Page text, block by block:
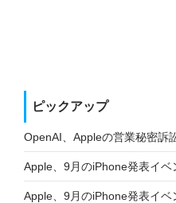
ピックアップ
OpenAI、Appleの営業秘密訴
Apple、9月のiPhone発表イベ
Apple、9月のiPhone発表イベ